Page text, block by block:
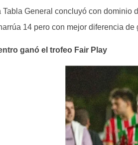
Tabla General concluyó con dominio
14 pero con mejor diferencia
ganó el trofeo Fair Play